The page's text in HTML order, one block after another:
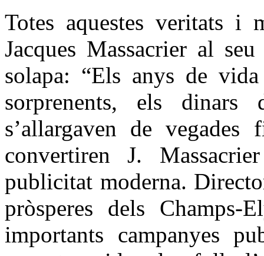
Totes aquestes veritats i
Jacques Massacrier al
solapa: “Els anys de
sorprenents, els
s’allargaven de
convertiren J.
publicitat moderna.
pròsperes dels Champs-
importants campanyes